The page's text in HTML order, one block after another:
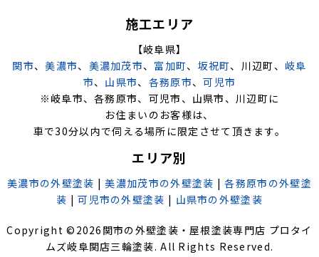
施工エリア
【岐阜県】
関市、美濃市、 美濃加茂市、 富加町、 坂祝町、川辺町、 岐阜
市、 山県市、 各務原市、可児市
※岐阜市、各務原市、可児市、山県市、川辺町に
お住まいのお客様は、
車で30分以内で伺える場所に限定させて頂きます。
エリア別
美濃市の外壁塗装 |美濃加茂市の外壁塗装 |各務原市の外壁塗
装 |可児市の外壁塗装 | 山県市の外壁塗装
Copyright © 2026 関市の外壁塗装・屋根塗装専門店 プロタイ
ムズ岐阜関店三輪塗装. All Rights Reserved.